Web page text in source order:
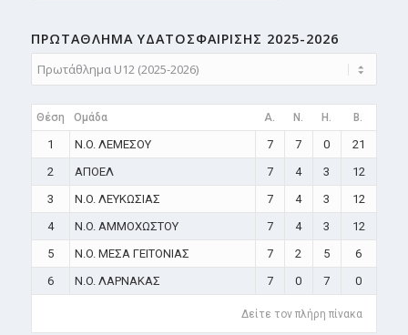
ΠΡΩΤΑΘΛΗMA ΥΔΑΤΟΣΦΑΙΡΙΣΗΣ 2025-2026
Θέση Ομάδα A. N. H. B.
1 N.O. ΛΕΜΕΣΟΥ 7 7 0
21
2
ΑΠΟΕΛ 7 4 3
12
3
N.O. ΛΕΥΚΩΣΙΑΣ 7 4 3
12
4
N.O. ΑΜΜΟΧΩΣΤΟΥ 7 4 3
12
5
N.O. ΜΕΣΑ ΓΕΙΤΟΝΙΑΣ 7 2 5
6
6
N.O. ΛΑΡΝΑΚΑΣ 7 0 7 0
Δείτε τον πλήρη πίνακα